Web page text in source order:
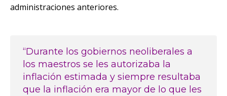
administraciones anteriores.
“Durante los gobiernos neoliberales a
los maestros se les autorizaba la
inflación estimada y siempre resultaba
que la inflación era mayor de lo que les